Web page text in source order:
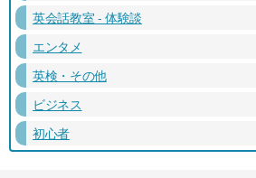
英会話教室 - 体験談
エンタメ
英検・その他
ビジネス
初心者